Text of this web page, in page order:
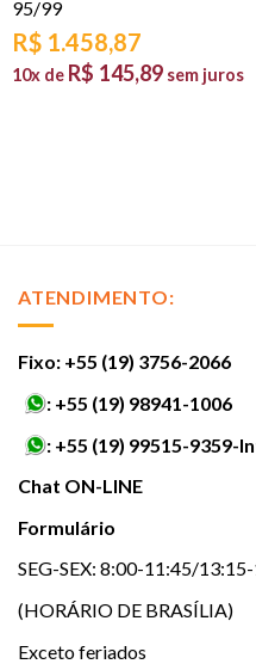
95/99
R$ 1.458,87
10x de R$ 145,89 sem juros
ATENDIMENTO:
Fixo: +55 (19) 3756-2066
: +55 (19) 98941-1006
: +55 (19) 99515-9359-
Chat ON-LINE
Formulário
SEG-SEX: 8:00-11:45/
(HORÁRIO DE BRASÍLIA)
Exceto feriados